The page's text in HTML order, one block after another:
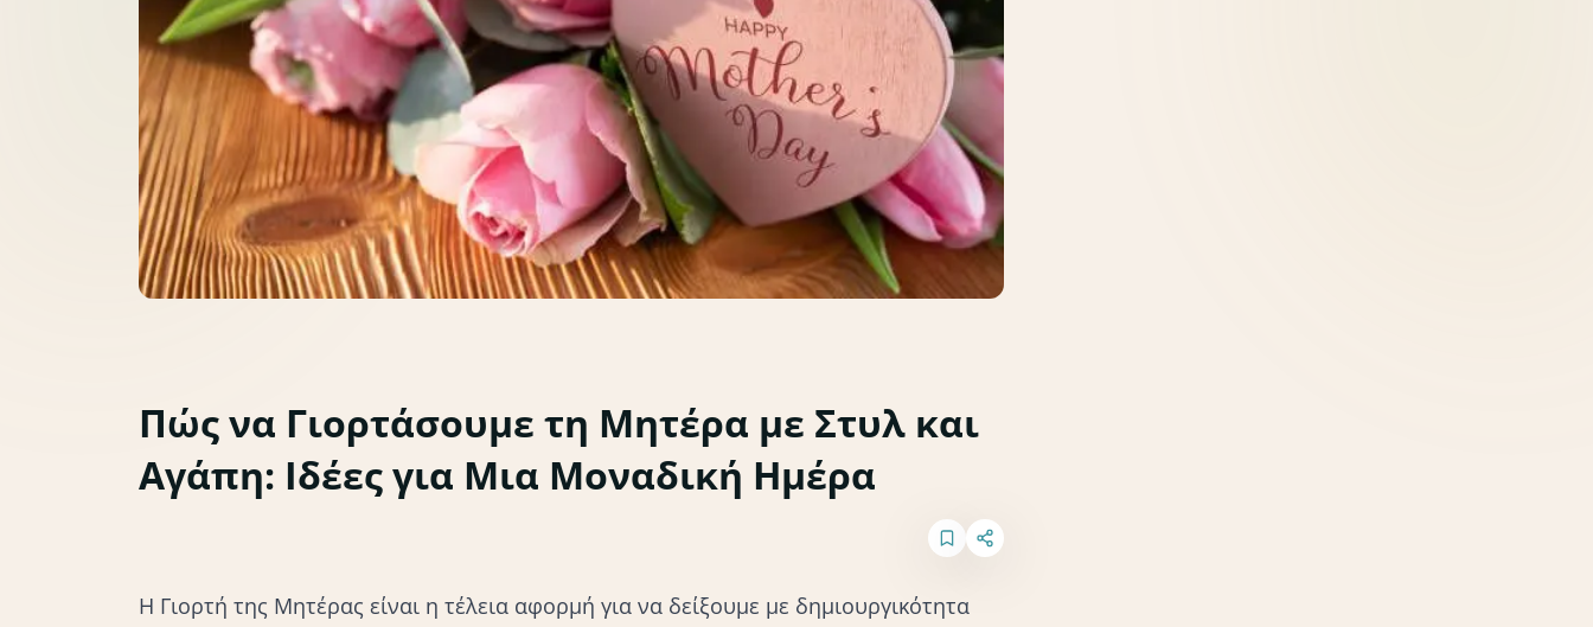
Lifestyle
Πώς να Γιορτάσουμε τη Μητέρα με Στυλ και
Αγάπη: Ιδέες για Μια Μοναδική Ημέρα
Η Γιορτή της Μητέρας είναι η τέλεια αφορμή για να δείξουμε με δημιουργικότητα